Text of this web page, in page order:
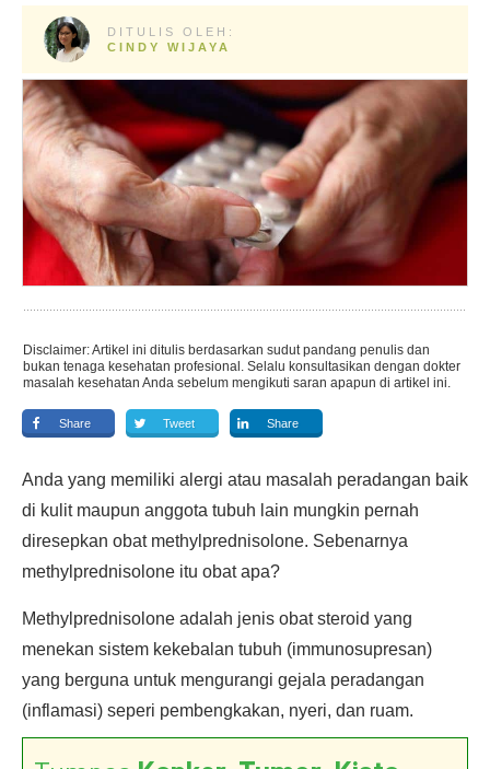
DITULIS OLEH:
CINDY WIJAYA
Disclaimer: Artikel ini ditulis berdasarkan sudut pandang penulis dan
bukan tenaga kesehatan profesional. Selalu konsultasikan dengan dokter
masalah kesehatan Anda sebelum mengikuti saran apapun di artikel ini.
Share Tweet Share
Anda yang memiliki alergi atau masalah peradangan baik
di kulit maupun anggota tubuh lain mungkin pernah
diresepkan obat methylprednisolone. Sebenarnya
methylprednisolone itu obat apa?
Methylprednisolone adalah jenis obat steroid yang
menekan sistem kekebalan tubuh (immunosupresan)
yang berguna untuk mengurangi gejala peradangan
(inflamasi) seperi pembengkakan, nyeri, dan ruam.